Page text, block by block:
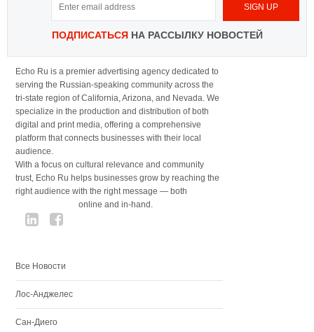
ПОДПИСАТЬСЯНА РАССЫЛКУ НОВОСТЕЙ
Echo Ru is a premier advertising agency dedicated to
serving the Russian-speaking community across the
tri-state region of California, Arizona, and Nevada. We
specialize in the production and distribution of both
digital and print media, offering a comprehensive
platform that connects businesses with their local
audience.
With a focus on cultural relevance and community
trust, Echo Ru helps businesses grow by reaching the
right audience with the right message — both
online and in-hand.
Все Новости
Лос-Анджелес
Сан-Диего